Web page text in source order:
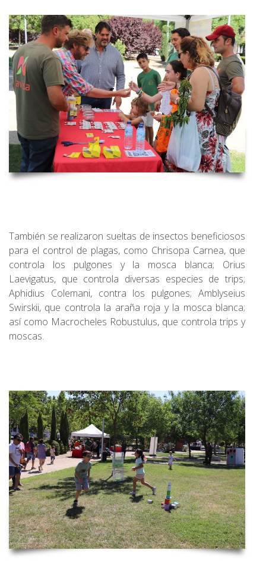
También se realizaron sueltas de insectos beneficiosos
para el control de plagas, como Chrisopa Carnea, que
controla los pulgones y la mosca blanca; Orius
Laevigatus, que controla diversas especies de trips;
Aphidius Colemani, contra los pulgones; Amblyseius
Swirskii, que controla la araña roja y la mosca blanca;
así como Macrocheles Robustulus, que controla trips y
moscas.